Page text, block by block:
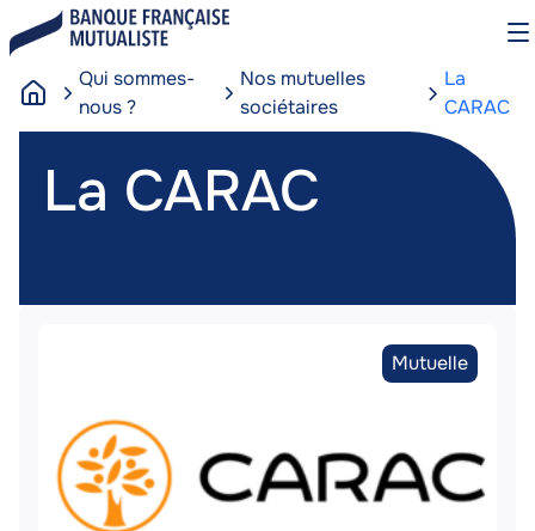
au
principal
Qui sommes-
nous ?
Nos mutuelles
sociétaires
La
CARAC
La
CARAC
La CARAC
Type
de
Mutuelle